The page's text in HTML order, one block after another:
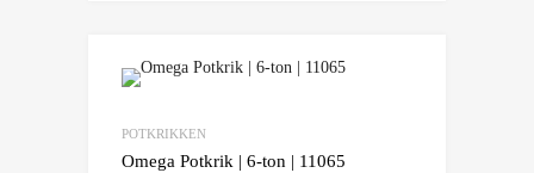
POTKRIKKEN
Omega Potkrik | 6-ton | 11065